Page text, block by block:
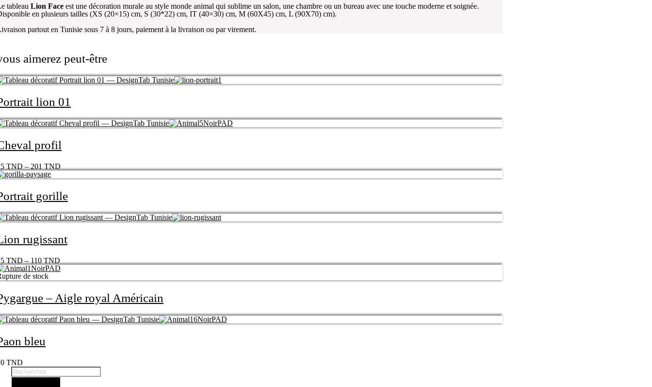
tableau Lion Face est une décoration murale au style monde animal qui sublime un salon, une chambre ou un bureau avec une touche moderne et soignée.
en plusieurs tailles (XS (20×15) cm, S (30*22) cm, IT (40×30) cm, M (60X45) cm, L (90X70) cm).
partout en Tunisie sous 7 à 8 jours, paiement à la livraison ou par virement.
aimerez peut-être
lion 01
profil
TND–201TND
gorille
rugissant
TND–110TND
de stock
– Aigle royal Américain
bleu
TND